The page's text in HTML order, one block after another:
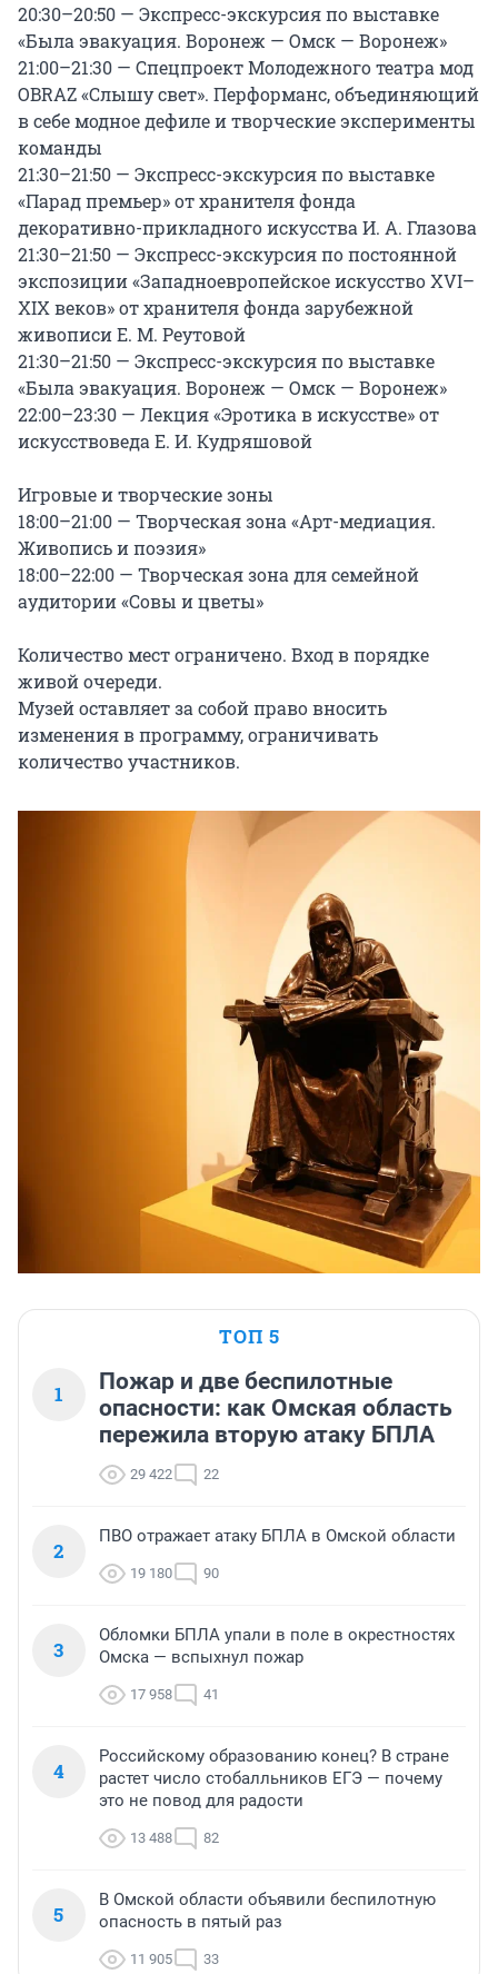
20:30–20:50 — Экспресс-экскурсия по выставке
«Была эвакуация. Воронеж — Омск — Воронеж»
21:00–21:30 — Спецпроект Молодежного театра мод
OBRAZ «Слышу свет». Перформанс, объединяющий
в себе модное дефиле и творческие эксперименты
команды
21:30–21:50 — Экспресс-экскурсия по выставке
«Парад премьер» от хранителя фонда
декоративно-прикладного искусства И. А. Глазова
21:30–21:50 — Экспресс-экскурсия по постоянной
экспозиции «Западноевропейское искусство XVI–
XIX веков» от хранителя фонда зарубежной
живописи Е. М. Реутовой
21:30–21:50 — Экспресс-экскурсия по выставке
«Была эвакуация. Воронеж — Омск — Воронеж»
22:00–23:30 — Лекция «Эротика в искусстве» от
искусствоведа Е. И. Кудряшовой
Игровые и творческие зоны
18:00–21:00 — Творческая зона «Арт-медиация.
Живопись и поэзия»
18:00–22:00 — Творческая зона для семейной
аудитории «Совы и цветы»
Количество мест ограничено. Вход в порядке
живой очереди.
Музей оставляет за собой право вносить
изменения в программу, ограничивать
количество участников.
ТОП 5
1
Пожар и две беспилотные
опасности: как Омская область
пережила вторую атаку БПЛА
29 422 22
2
ПВО отражает атаку БПЛА в Омской области
19 180 90
3
Обломки БПЛА упали в поле в окрестностях
Омска — вспыхнул пожар
17 958 41
4
Российскому образованию конец? В стране
растет число стобалльников ЕГЭ — почему
это не повод для радости
13 488 82
5
В Омской области объявили беспилотную
опасность в пятый раз
11 905 33